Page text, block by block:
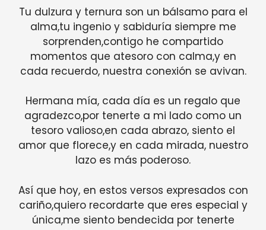
Tu dulzura y ternura son un bálsamo para el
alma,tu ingenio y sabiduría siempre me
sorprenden,contigo he compartido
momentos que atesoro con calma,y en
cada recuerdo, nuestra conexión se avivan.
Hermana mía, cada día es un regalo que
agradezco,por tenerte a mi lado como un
tesoro valioso,en cada abrazo, siento el
amor que florece,y en cada mirada, nuestro
lazo es más poderoso.
Así que hoy, en estos versos expresados con
cariño,quiero recordarte que eres especial y
única,me siento bendecida por tenerte